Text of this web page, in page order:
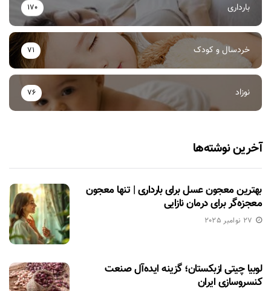
بارداری 170
خردسال و کودک 71
نوزاد 76
آخرین نوشته‌ها
بهترین معجون عسل برای بارداری | تنها معجون
معجزه‌گر برای درمان نازایی
27 نوامبر 2025
لوبیا چیتی ازبکستان؛ گزینه ایده‌آل صنعت
کنسروسازی ایران